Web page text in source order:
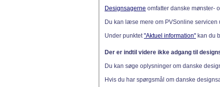
Designsagerne omfatter danske mønster-
Du kan læse mere om PVSonline
Under punktet"Aktuel information" kan du
Der er indtil videre ikke adgang til
Du kan søge oplysninger om danske
Hvis du har spørgsmål om danske